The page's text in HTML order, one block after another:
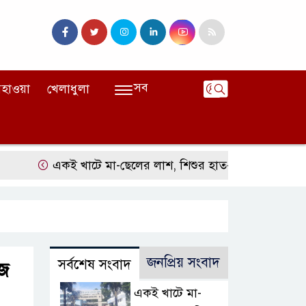
খেলাধুলা সব
একই খাটে মা-ছেলের লাশ, শিশুর হাত-পা বাঁধা—যশোরে
সর্বশেষ সংবাদ জনপ্রিয় সংবাদ
একই খাটে মা-